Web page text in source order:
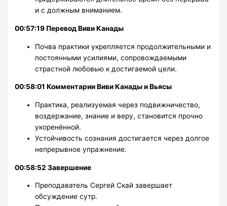
и с должным вниманием.
00:57:19 Перевод Виви Канады
Почва практики укрепляется продолжительными и
постоянными усилиями, сопровождаемыми
страстной любовью к достигаемой цели.
00:58:01 Комментарии Виви Канады и Вьясы
Практика, реализуемая через подвижничество,
воздержание, знание и веру, становится прочно
укоренённой.
Устойчивость сознания достигается через долгое
непрерывное упражнение.
00:58:52 Завершение
Преподаватель Сергей Скай завершает
обсуждение сутр.